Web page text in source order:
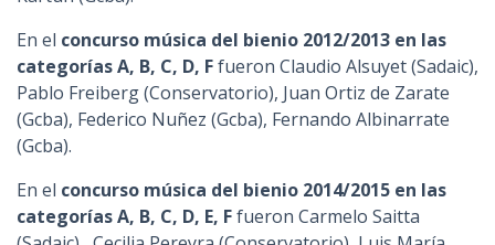
En el concurso música del bienio 2012/2013 en las
categorías A, B, C, D, Ffueron Claudio Alsuyet (Sadaic),
Pablo Freiberg (Conservatorio), Juan Ortiz de Zarate
(Gcba), Federico Nuñez (Gcba), Fernando Albinarrate
(Gcba).
En el concurso música del bienio 2014/2015 en las
categorías A, B, C, D, E, Ffueron Carmelo Saitta